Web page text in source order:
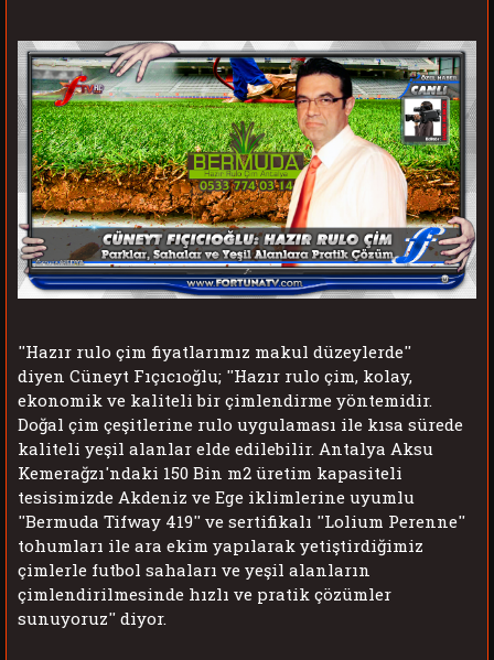
''Hazır rulo çim fiyatlarımız makul düzeylerde''
diyen Cüneyt Fıçıcıoğlu; ''Hazır rulo çim, kolay,
ekonomik ve kaliteli bir çimlendirme yöntemidir.
Doğal çim çeşitlerine rulo uygulaması ile kısa sürede
kaliteli yeşil alanlar elde edilebilir. Antalya Aksu
Kemerağzı'ndaki 150 Bin m2 üretim kapasiteli
tesisimizde Akdeniz ve Ege iklimlerine uyumlu
''Bermuda Tifway 419'' ve sertifikalı ''Lolium Perenne''
tohumları ile ara ekim yapılarak yetiştirdiğimiz
çimlerle futbol sahaları ve yeşil alanların
çimlendirilmesinde hızlı ve pratik çözümler
sunuyoruz'' diyor.